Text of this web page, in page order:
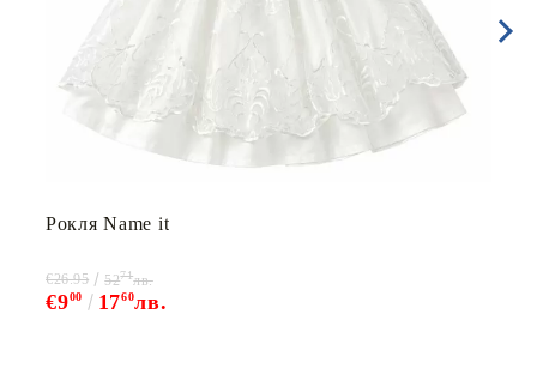
Рокля Name it
€900 1760лв.
€26.95 5271лв.